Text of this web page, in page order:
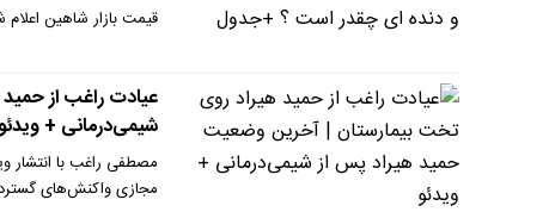
قیمت بازار شاهین
عیادت راغب از
شیمی‌درمانی +
مصطفی راغب با انتشار
مجازی واکنش‌های